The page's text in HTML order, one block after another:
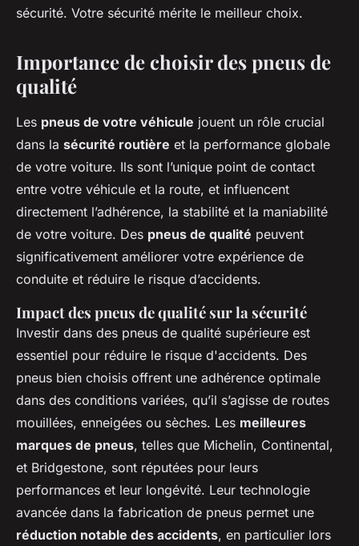
sécurité. Votre sécurité mérite le meilleur choix.
Importance de choisir des pneus de
qualité
Les pneus de votre véhicule jouent un rôle crucial
dans la sécurité routière et la performance globale
de votre voiture. Ils sont l’unique point de contact
entre votre véhicule et la route, et influencent
directement l’adhérence, la stabilité et la maniabilité
de votre voiture. Des pneus de qualité peuvent
significativement améliorer votre expérience de
conduite et réduire le risque d’accidents.
Impact des pneus de qualité sur la sécurité
Investir dans des pneus de qualité supérieure est
essentiel pour réduire le risque d'accidents. Des
pneus bien choisis offrent une adhérence optimale
dans des conditions variées, qu’il s’agisse de routes
mouillées, enneigées ou sèches. Les meilleures
marques de pneus, telles que Michelin, Continental,
et Bridgestone, sont réputées pour leurs
performances et leur longévité. Leur technologie
avancée dans la fabrication de pneus permet une
réduction notable des accidents, en particulier lors